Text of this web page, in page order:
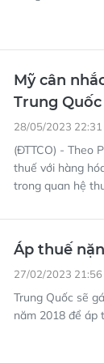
Mỹ cân
Trung Quốc
28/05/2023 22:31
(ĐTTCO) - Theo
thuế với hàng
trong quan hệ
Áp thuế
27/02/2023 21:56
Trung Quốc sẽ
năm 2018 để áp